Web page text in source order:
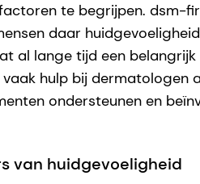
te begrijpen. dsm-
daar
al lange tijd een
hulp bij
ondersteunen en
van huidgevoeligheid